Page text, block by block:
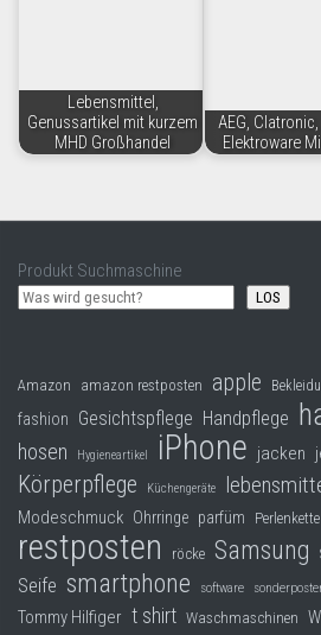
Lebensmittel,
Genussartikel mit kurzem
MHD Großhandel
AEG,
Elektroware
Produkt Suchmaschine
LOS
Amazon amazon restposten apple
fashion Gesichtspflege Handpflege
hosen Hygieneartikel iPhone jacken
Körperpflege Küchengeräte
Modeschmuck Ohrringe parfüm Perlenkette
restposten röcke Samsung
Seife smartphone software
Tommy Hilfiger t shirt Waschmaschinen